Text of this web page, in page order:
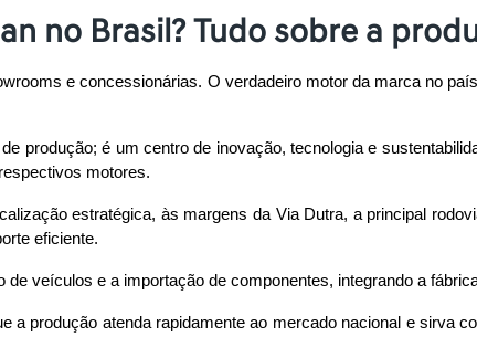
no Brasil? Tudo sobre a
e concessionárias. O verdadeiro motor da marca no
produção; é um centro de inovação, tecnologia e
motores.
estratégica, às margens da Via Dutra, a principal
eficiente.
veículos e a importação de componentes, integrando a
a produção atenda rapidamente ao mercado nacional e sirva